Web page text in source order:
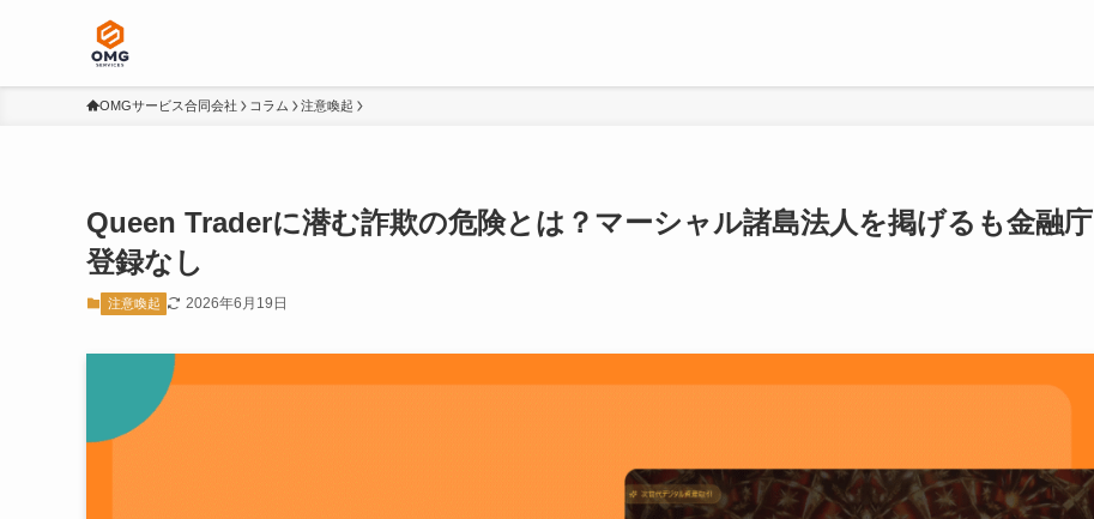
OMGサービス合同会社 コラム 注意喚起
Queen Traderに潜む詐欺の危険とは？マーシャル諸島法人を掲げるも金融庁
登録なし
注意喚起 2026年6月19日